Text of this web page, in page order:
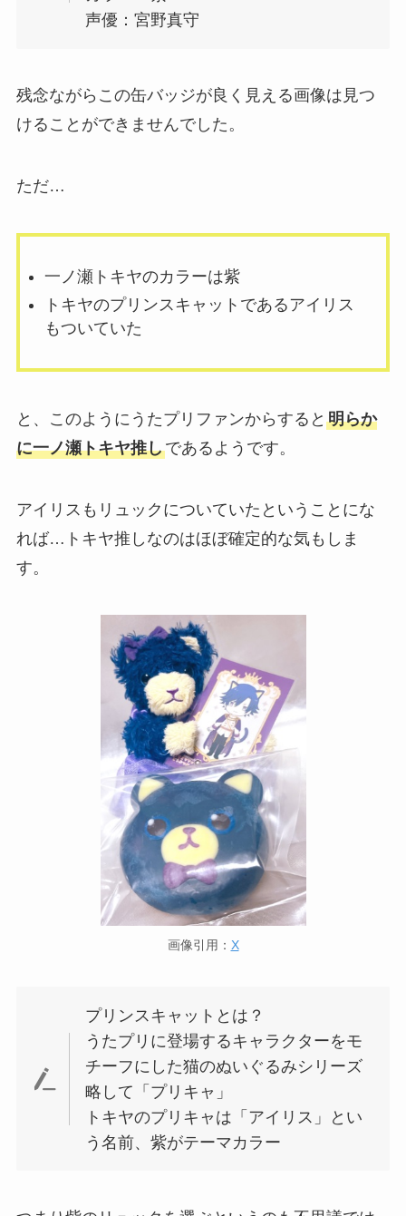
声優：宮野真守
残念ながらこの缶バッジが良く見える画像は見つ
けることができませんでした。
ただ…
一ノ瀬トキヤのカラーは紫
トキヤのプリンスキャットであるアイリス
もついていた
と、このようにうたプリファンからすると 明らか
に一ノ瀬トキヤ推しであるようです。
アイリスもリュックについていたということにな
れば…トキヤ推しなのはほぼ確定的な気もしま
す。
画像引用： X
プリンスキャットとは？
うたプリに登場するキャラクターをモ
チーフにした猫のぬいぐるみシリーズ
略して「プリキャ」
トキヤのプリキャは「アイリス」とい
う名前、紫がテーマカラー